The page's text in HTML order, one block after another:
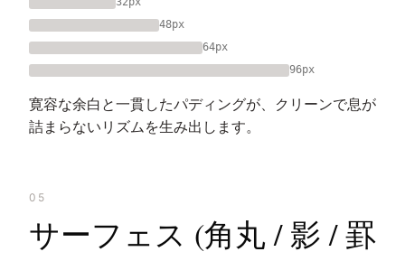
48px
64px
96px
寛容な余白と一貫したパディングが、クリーンで息が
詰まらないリズムを生み出します。
05
サーフェス (角丸 / 影 / 罫